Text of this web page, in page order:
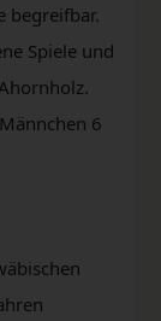
begreifbar.
Spiele und
6